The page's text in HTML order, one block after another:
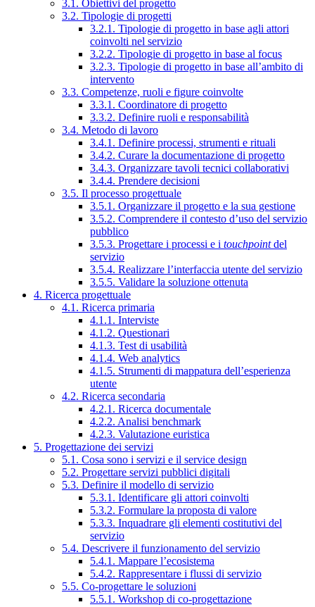
3.1. Obiettivi del progetto
3.2. Tipologie di progetti
3.2.1. Tipologie di progetto in base agli attori
coinvolti nel servizio
3.2.2. Tipologie di progetto in base al focus
3.2.3. Tipologie di progetto in base all’ambito di
intervento
3.3. Competenze, ruoli e figure coinvolte
3.3.1. Coordinatore di progetto
3.3.2. Definire ruoli e responsabilità
3.4. Metodo di lavoro
3.4.1. Definire processi, strumenti e rituali
3.4.2. Curare la documentazione di progetto
3.4.3. Organizzare tavoli tecnici collaborativi
3.4.4. Prendere decisioni
3.5. Il processo progettuale
3.5.1. Organizzare il progetto e la sua gestione
3.5.2. Comprendere il contesto d’uso del servizio
pubblico
3.5.3. Progettare i processi e i touchpointdel
servizio
3.5.4. Realizzare l’interfaccia utente del servizio
3.5.5. Validare la soluzione ottenuta
4. Ricerca progettuale
4.1. Ricerca primaria
4.1.1. Interviste
4.1.2. Questionari
4.1.3. Test di usabilità
4.1.4. Web analytics
4.1.5. Strumenti di mappatura dell’esperienza
utente
4.2. Ricerca secondaria
4.2.1. Ricerca documentale
4.2.2. Analisi benchmark
4.2.3. Valutazione euristica
5. Progettazione dei servizi
5.1. Cosa sono i servizi e il service design
5.2. Progettare servizi pubblici digitali
5.3. Definire il modello di servizio
5.3.1. Identificare gli attori coinvolti
5.3.2. Formulare la proposta di valore
5.3.3. Inquadrare gli elementi costitutivi del
servizio
5.4. Descrivere il funzionamento del servizio
5.4.1. Mappare l’ecosistema
5.4.2. Rappresentare i flussi di servizio
5.5. Co-progettare le soluzioni
5.5.1. Workshop di co-progettazione